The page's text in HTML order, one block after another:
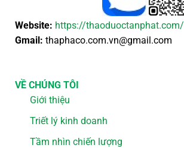
Website: https://thaoduoctanphat.com/
Gmail: thaphaco.com.vn@gmail.com
VỀ CHÚNG TÔI
Giới thiệu
Triết lý kinh doanh
Tầm nhìn chiến lượng